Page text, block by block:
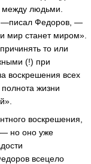
между людьми.
—писал Федоров, —
мир станет миром».
то или
(!) при
воскрешения всех
жизни
воскрешения,
— но оно уже
всецело